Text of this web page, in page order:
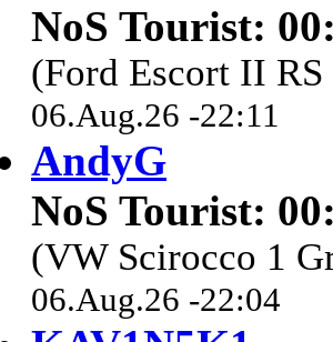
NoS Tourist:
(Ford Escort II
06.Aug.26 -22:11
AndyG
NoS Tourist:
(VW Scirocco 1
06.Aug.26 -22:04